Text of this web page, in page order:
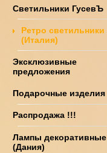
Светильники ГусевЪ
Ретро светильники
(Италия)
Эксклюзивные
предложения
Подарочные изделия
Распродажа !!!
Лампы
(Дания)